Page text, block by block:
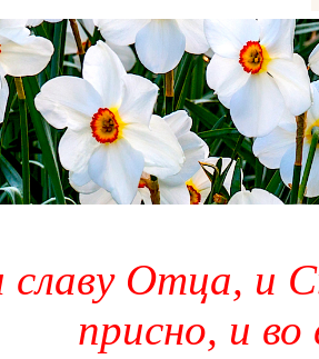
славу Отца, и
присно, и во